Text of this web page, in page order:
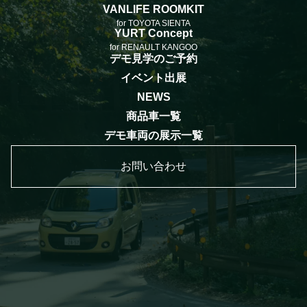
VANLIFE ROOMKIT
for TOYOTA SIENTA
YURT Concept
for RENAULT KANGOO
デモ見学のご予約
イベント出展
NEWS
商品車一覧
デモ車両の展示一覧
お問い合わせ